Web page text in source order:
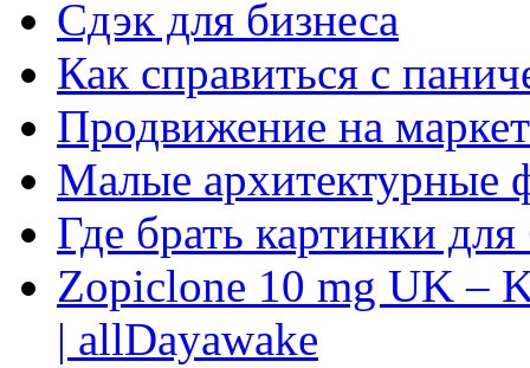
Сдэк для бизнеса
Как справиться с
Продвижение на
Малые архитектурные
Где брать картинки
Zopiclone 10 mg UK –
| allDayawake